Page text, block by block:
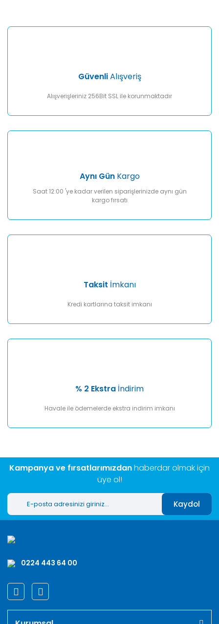
Yorum Yaz
Ürün fiyatı diğer sitelerden daha pahalı.
GüvenliAlışveriş
Alışverişleriniz 256Bit SSL ile korunmaktadır
Aynı GünKargo
Saat 12:00 'ye kadar verilen siparişlerinizde aynı gün
kargo fırsatı
Taksit İmkanı
Kredi kartlarına taksit imkanı
% 2 Ekstra İndirim
Havale ile ödemelerde ekstra indirim imkanı
Kampanya ve fırsatlarımızdanhaberdar olmak için
üye ol!
Kaydol
0224 443 64 00